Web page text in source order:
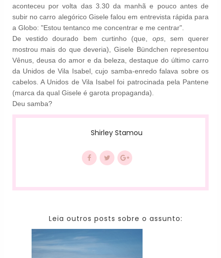
aconteceu por volta das 3.30 da manhã e pouco antes de
subir no carro alegórico Gisele falou em entrevista rápida para
a Globo: "Estou tentanco me concentrar e me centrar".
De vestido dourado bem curtinho (que, ops, sem querer
mostrou mais do que deveria), Gisele Bündchen representou
Vênus, deusa do amor e da beleza, destaque do último carro
da Unidos de Vila Isabel, cujo samba-enredo falava sobre os
cabelos. A Unidos de Vila Isabel foi patrocinada pela Pantene
(marca da qual Gisele é garota propaganda).
Deu samba?
Shirley Stamou
Leia outros posts sobre o assunto: